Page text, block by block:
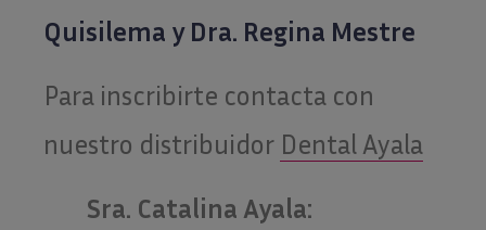
Quisilema y Dra. Regina Mestre
Para inscribirte contacta con
nuestro distribuidor Dental Ayala
Sra. Catalina Ayala: